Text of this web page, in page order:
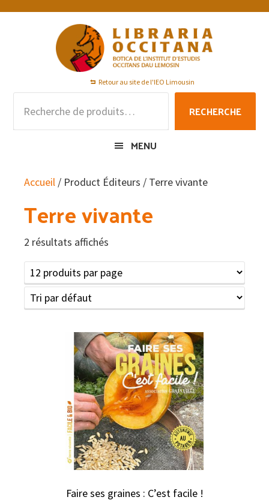
Passer
Passer
Passer
Retour au site de l'IEO Limousin
pour :
RECHERCHE
MENU
Accueil / Product Éditeurs / Terre vivante
Terre vivante
2 résultats affichés
Faire ses graines : C’est facile !